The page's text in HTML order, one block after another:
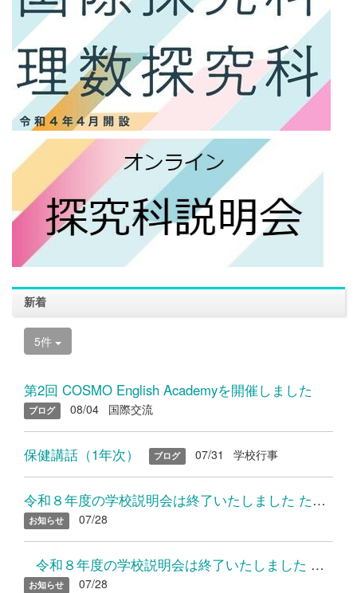
新着
5件
第2回 COSMO English Academyを開催しました
ブログ 08/04 国際交流
保健講話（1年次） ブログ 07/31 学校行事
令和８年度の学校説明会は終了いたしました たくさんのご参加あり...
お知らせ 07/28
令和８年度の学校説明会は終了いたしました たくさんのご参加...
お知らせ 07/28